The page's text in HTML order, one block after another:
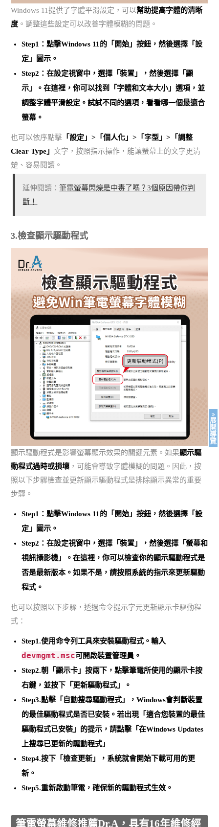
Windows 11提供了字體平滑設定，可以幫助提高字體的清晰
度 。調整這些設定可以改善字體模糊的問題。
Step1：點擊Windows 11的「開始」按鈕，然後選擇「設
定」圖示。
Step2：在設定視窗中，選擇「裝置」，然後選擇「顯
示」
。在這裡，你可以找到「字體和文本大小」選項，並
調整字體平滑設定。試試不同的選項，看看哪一個最適合
螢幕。
也可以依序點擊 「設定」>「個人化」>「字型」>「調整
Clear Type」文字，按照指示操作，能讓螢幕上的文字更清
楚、容易閱讀。
延伸閱讀：筆電螢幕閃爍是中毒了嗎？3個原因帶你判
斷！
3.檢查顯示驅動程式
顯示驅動程式是影響螢幕顯示效果的關鍵元素。如果顯示驅
動程式過時或損壞 ，可能會導致字體模糊的問題。因此，按
照以下步驟檢查並更新顯示驅動程式是排除顯示異常的重要
步驟。
Step1：點擊Windows 11的「開始」按鈕，然後選擇「設
定」圖示。
Step2：在設定視窗中，選擇「裝置」，然後選擇「螢幕和
視訊攝影機」
。在這裡，你可以檢查你的顯示驅動程式是
否是最新版本。如果不是，請按照系統的指示來更新驅動
程式。
也可以按照以下步驟，透過命令提示字元更新顯示卡驅動程
式：
Step1.使用命令列工具來安裝驅動程式。輸入
devmgmt.msc可開啟裝置管理員 。
Step2.朝「顯示卡」按兩下，點擊筆電所使用的顯示卡按
右鍵，並按下「更新驅動程式」
。
Step3.點擊「自動搜尋驅動程式」，Windows會判斷裝置
的最佳驅動程式是否已安裝。若出現「適合您裝置的最佳
驅動程式已安裝」的提示，請點擊「在Windows Updates
上搜尋已更新的驅動程式」
Step4.按下「檢查更新」
，系統就會開始下載可用的更
新。
Step5.重新啟動筆電 ，確保新的驅動程式生效。
筆電螢幕維修推薦Dr.A，具有16年維修經
展
開
導
覽